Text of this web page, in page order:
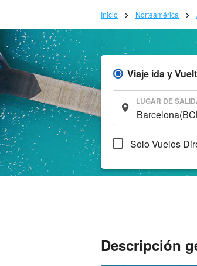
Inicio Norteamérica
Viaje ida y
LUGAR DE
Solo Vuelos
Descripción